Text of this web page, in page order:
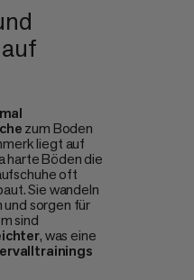
zum Boden
liegt auf
harte Böden die
oft
Sie wandeln
und sorgen für
sind
, was eine